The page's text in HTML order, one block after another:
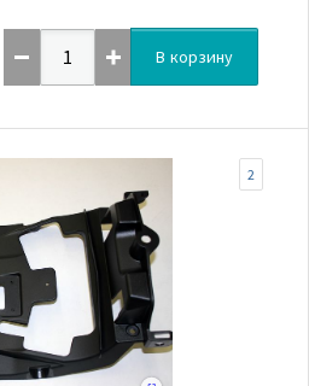
В корзину
2